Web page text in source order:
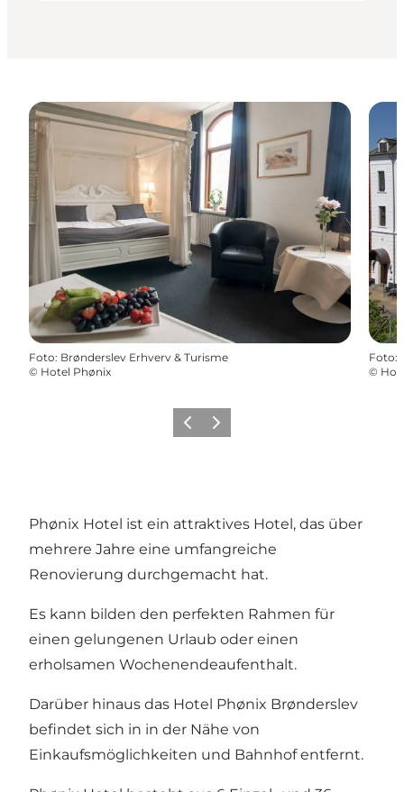
Foto: Brønderslev Erhverv & Turisme
© Hotel Phønix
Foto:
©
ZurückWeiter
Phønix Hotel ist ein attraktives Hotel, das über
mehrere Jahre eine umfangreiche
Renovierung durchgemacht hat.
Es kann bilden den perfekten Rahmen für
einen gelungenen Urlaub oder einen
erholsamen Wochenendeaufenthalt.
Darüber hinaus das Hotel Phønix Brønderslev
befindet sich in in der Nähe von
Einkaufsmöglichkeiten und Bahnhof entfernt.